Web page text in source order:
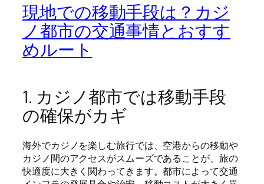
現地での移動手段は？カジ
ノ都市の交通事情とおすす
めルート
1. カジノ都市では移動手段
の確保がカギ
海外でカジノを楽しむ旅行では、空港からの移動や
カジノ間のアクセスがスムーズであることが、旅の
快適度に大きく関わってきます。都市によって交通